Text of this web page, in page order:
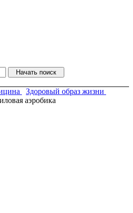
Здоровый образ жизни
аэробика